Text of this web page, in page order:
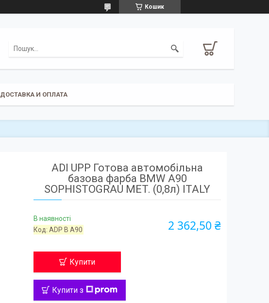
Кошик
ДОСТАВКА И ОПЛАТА
ADI UPP Готова автомобільна
базова фарба BMW A90
SOPHISTOGRAU MET. (0,8л) ITALY
В наявності
Код:ADP B A90 2 362,50 ₴
Купити
Купити з